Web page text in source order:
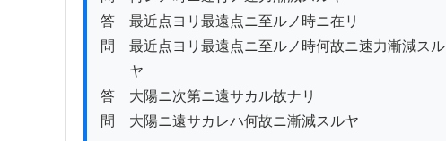
答　最近点ヨリ最遠点ニ至ルノ時ニ在リ
問　最近点ヨリ最遠点ニ至ルノ時何故ニ速力漸減スル
ヤ
答　大陽ニ次第ニ遠サカル故ナリ
問　大陽ニ遠サカレハ何故ニ漸減スルヤ